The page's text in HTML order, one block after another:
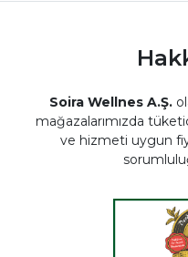
Soira Wellnes A.Ş.
mağazalarımızda
ve hizmeti uygun